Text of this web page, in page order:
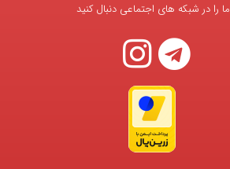
ما را در شبکه های اجتماعی دنبال کنید